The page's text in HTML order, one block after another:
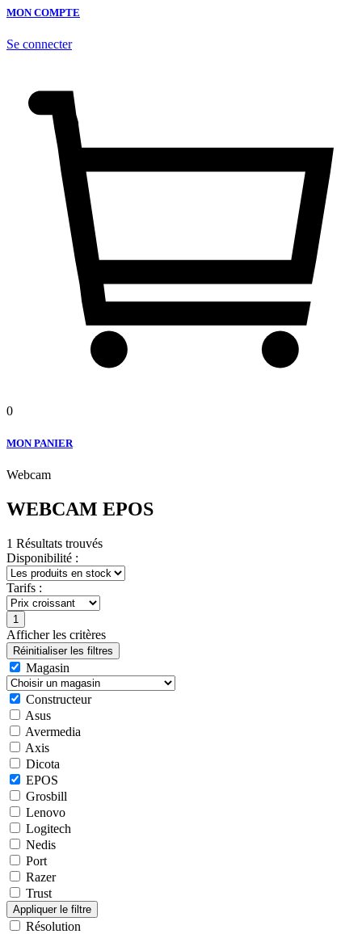
MON COMPTE
Se connecter
0
MON PANIER
Webcam
WEBCAM EPOS
1 Résultats trouvés
Disponibilité :
Tarifs :
Afficher les critères
Magasin
Constructeur
Asus
Avermedia
Axis
Dicota
EPOS
Grosbill
Lenovo
Logitech
Nedis
Port
Razer
Trust
Résolution